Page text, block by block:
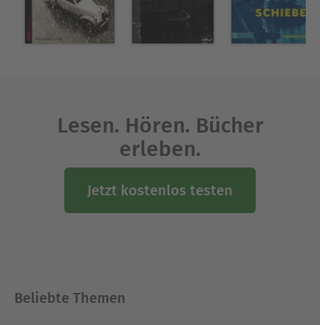
Ausblenden
Lesen. Hören. Bücher
erleben.
Jetzt kostenlos testen
Beliebte Themen